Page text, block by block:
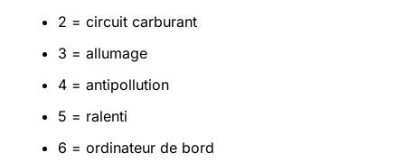
2 = circuit carburant
3 = allumage
4 = antipollution
5 = ralenti
6 = ordinateur de bord